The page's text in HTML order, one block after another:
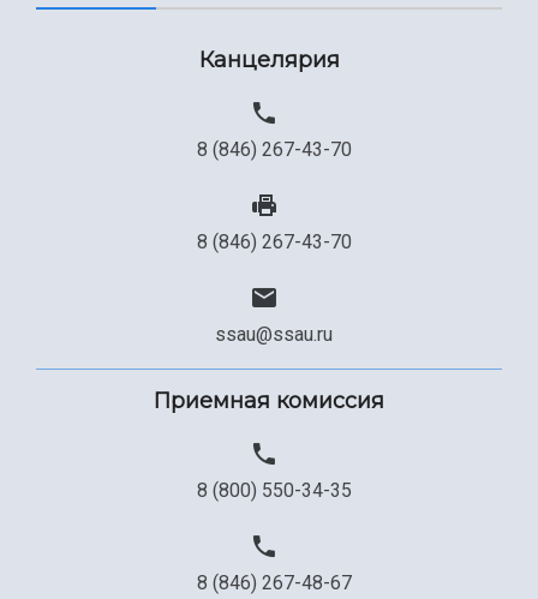
Канцелярия
8 (846) 267-43-70
8 (846) 267-43-70
ssau@ssau.ru
Приемная комиссия
8 (800) 550-34-35
8 (846) 267-48-67